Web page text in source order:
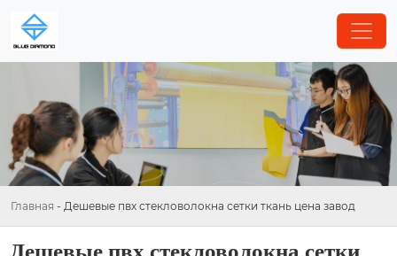
Главная - Дешевые пвх стекловолокна сетки ткань цена завод